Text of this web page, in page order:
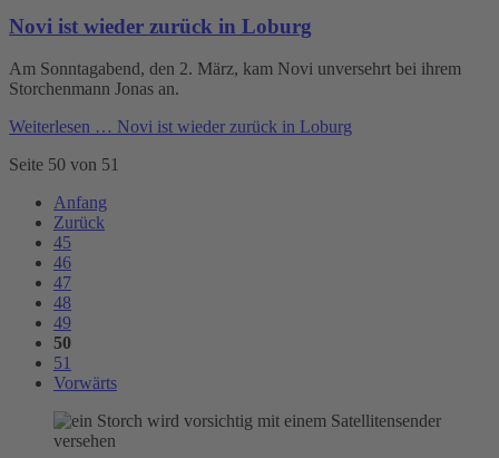
Novi ist wieder zurück in Loburg
Am Sonntagabend, den 2. März, kam Novi unversehrt bei ihrem
Storchenmann Jonas an.
Weiterlesen … Novi ist wieder zurück in Loburg
Seite 50 von 51
Anfang
Zurück
45
46
47
48
49
50
51
Vorwärts